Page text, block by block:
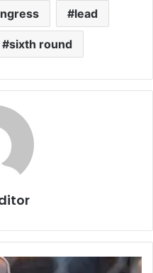
lead
sixth round